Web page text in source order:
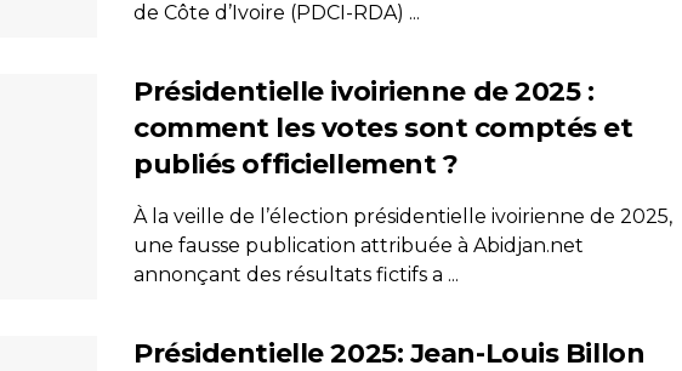
de Côte d’Ivoire (PDCI-RDA) ...
Présidentielle ivoirienne de 2025 :
comment les votes sont comptés et
publiés officiellement ?
À la veille de l’élection présidentielle ivoirienne de 2025,
une fausse publication attribuée à Abidjan.net
annonçant des résultats fictifs a ...
Présidentielle 2025: Jean-Louis Billon